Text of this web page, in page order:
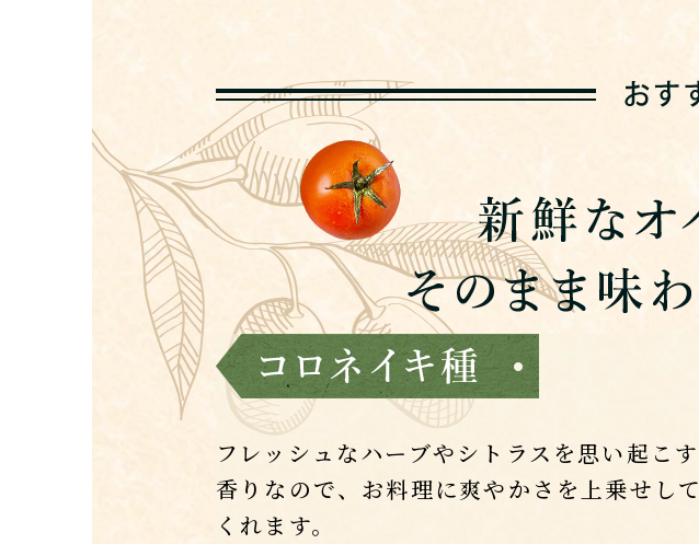
フレッシュなハーブやシトラスを思い起こす
香りなので、お料理に爽やかさを上乗せして
くれます。